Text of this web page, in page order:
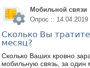
Мобильной связи
Опрос :: 14.04.2019
Сколько Вы
месяц?
Сколько Ваших кровно
мобильную связь, за один